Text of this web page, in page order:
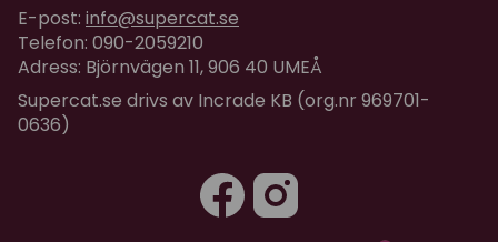
E-post: info@supercat.se
Telefon: 090-2059210
Adress: Björnvägen 11, 906 40 UMEÅ
Supercat.se drivs av Incrade KB (org.nr 969701-
0636)